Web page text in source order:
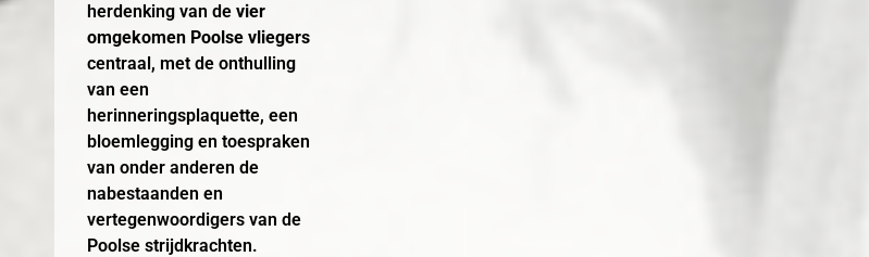
herdenking van de vier
omgekomen Poolse vliegers
centraal, met de onthulling
van een
herinneringsplaquette, een
bloemlegging en toespraken
van onder anderen de
nabestaanden en
vertegenwoordigers van de
Poolse strijdkrachten.